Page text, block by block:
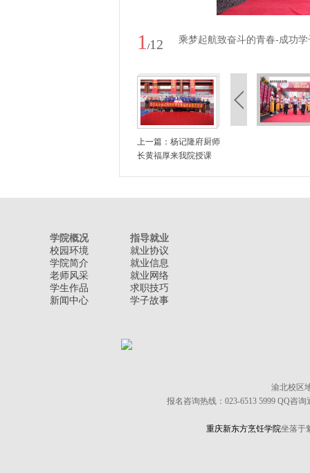
1 /12 乘梦起航致奋斗的青春-成功
上一篇： 杨记隆府厨师
长黄福厚来我院授课
学院概况
校园环境
学院简介
老师风采
学生作品
新闻中心
指导就业
就业协议
就业信息
就业网络
求职技巧
学子故事
渝北校区
报名咨询热线：023-6513 5999 QQ咨
重庆新东方烹饪学院坐落于